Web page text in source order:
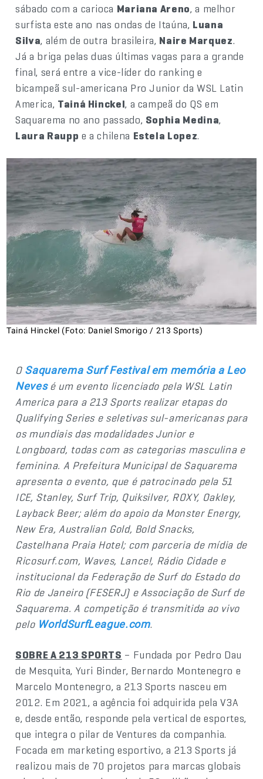
sábado com a carioca Mariana Areno, a melhor
surfista este ano nas ondas de Itaúna, Luana
Silva, além de outra brasileira, Naire Marquez.
Já a briga pelas duas últimas vagas para a grande
final, será entre a vice-líder do ranking e
bicampeã sul-americana Pro Junior da WSL Latin
America, Tainá Hinckel, a campeã do QS em
Saquarema no ano passado, Sophia Medina,
Laura Raupp e a chilena Estela Lopez.
Tainá Hinckel (Foto: Daniel Smorigo / 213 Sports)
O Saquarema Surf Festival em memória a Leo
Nevesé um evento licenciado pela WSL Latin
America para a 213 Sports realizar etapas do
Qualifying Series e seletivas sul-americanas para
os mundiais das modalidades Junior e
Longboard, todas com as categorias masculina e
feminina. A Prefeitura Municipal de Saquarema
apresenta o evento, que é patrocinado pela 51
ICE, Stanley, Surf Trip, Quiksilver, ROXY, Oakley,
Layback Beer; além do apoio da Monster Energy,
New Era, Australian Gold, Bold Snacks,
Castelhana Praia Hotel; com parceria de mídia de
Ricosurf.com, Waves, Lance!, Rádio Cidade e
institucional da Federação de Surf do Estado do
Rio de Janeiro (FESERJ) e Associação de Surf de
Saquarema. A competição é transmitida ao vivo
pelo WorldSurfLeague.com.
SOBRE A 213 SPORTS – Fundada por Pedro Dau
de Mesquita, Yuri Binder, Bernardo Montenegro e
Marcelo Montenegro, a 213 Sports nasceu em
2012. Em 2021, a agência foi adquirida pela V3A
e, desde então, responde pela vertical de esportes,
que integra o pilar de Ventures da companhia.
Focada em marketing esportivo, a 213 Sports já
realizou mais de 70 projetos para marcas globais